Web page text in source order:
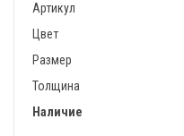
Артикул
Цвет
Размер
Толщина
Наличие